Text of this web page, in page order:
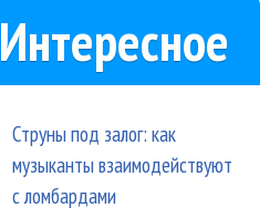
Интересное
Струны под залог: как
музыканты взаимодействуют
с ломбардами